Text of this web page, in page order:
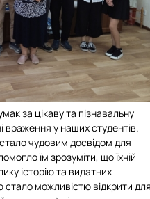
за цікаву та пізнавальну
враження у наших студентів.
чудовим досвідом для
їм зрозуміти, що їхній
історію та видатних
стало можливістю відкрити